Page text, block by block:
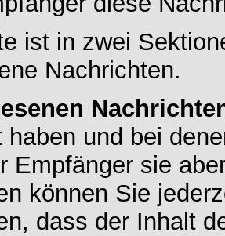
ist in zwei
Nachrichten.
und bei
Empfänger sie
können Sie
dass der Inhalt